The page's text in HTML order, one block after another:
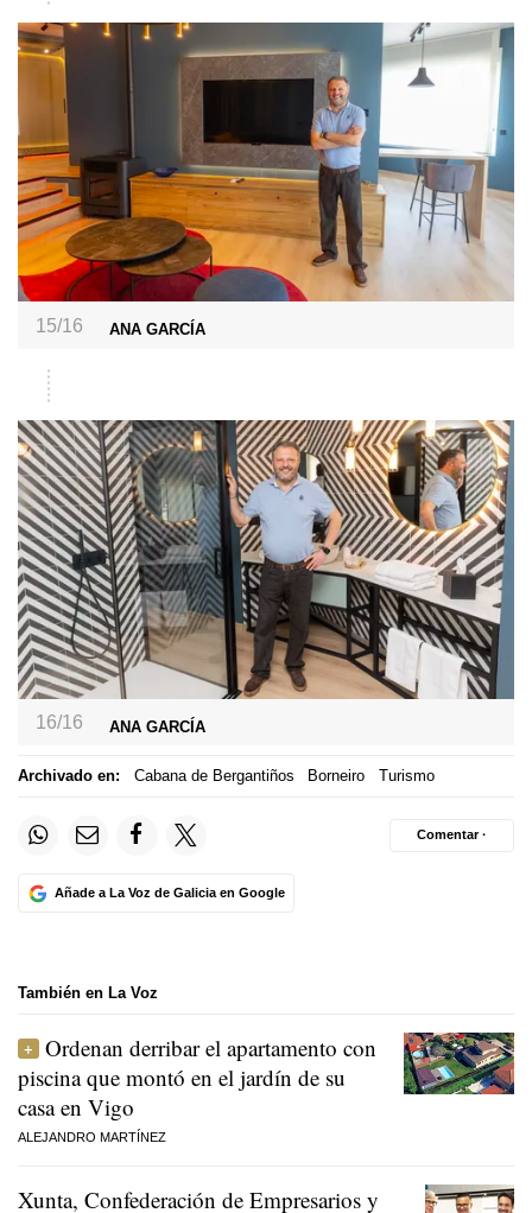
15/16 ANA GARCÍA
16/16 ANA GARCÍA
Archivado en: Cabana de Bergantiños Borneiro Turismo
Añade a La Voz de Galicia en Google
Comentar ·
También en La Voz
Ordenan derribar el apartamento con
piscina que montó en el jardín de su
casa en Vigo
ALEJANDRO MARTÍNEZ
Xunta, Confederación de Empresarios y